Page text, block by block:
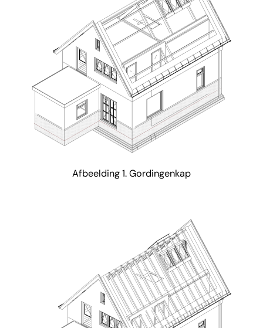
Afbeelding 1. Gordingenkap